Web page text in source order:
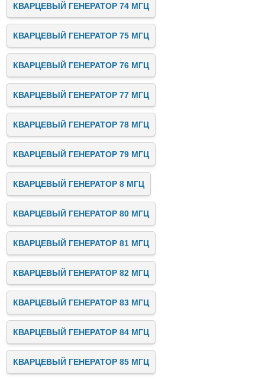
КВАРЦЕВЫЙ ГЕНЕРАТОР 74 МГЦ
КВАРЦЕВЫЙ ГЕНЕРАТОР 75 МГЦ
КВАРЦЕВЫЙ ГЕНЕРАТОР 76 МГЦ
КВАРЦЕВЫЙ ГЕНЕРАТОР 77 МГЦ
КВАРЦЕВЫЙ ГЕНЕРАТОР 78 МГЦ
КВАРЦЕВЫЙ ГЕНЕРАТОР 79 МГЦ
КВАРЦЕВЫЙ ГЕНЕРАТОР 8 МГЦ
КВАРЦЕВЫЙ ГЕНЕРАТОР 80 МГЦ
КВАРЦЕВЫЙ ГЕНЕРАТОР 81 МГЦ
КВАРЦЕВЫЙ ГЕНЕРАТОР 82 МГЦ
КВАРЦЕВЫЙ ГЕНЕРАТОР 83 МГЦ
КВАРЦЕВЫЙ ГЕНЕРАТОР 84 МГЦ
КВАРЦЕВЫЙ ГЕНЕРАТОР 85 МГЦ